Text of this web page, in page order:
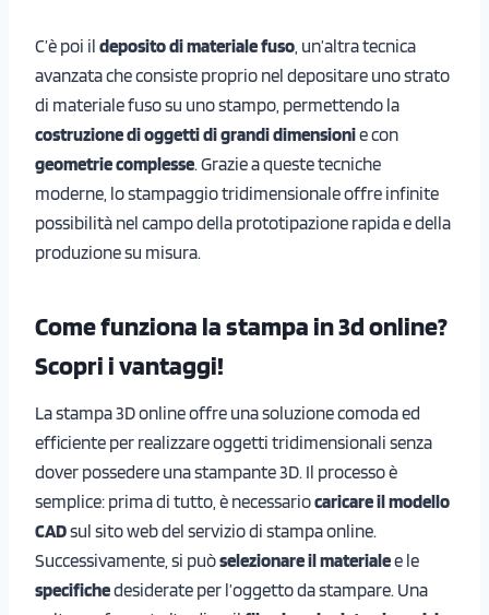
C’è poi il deposito di materiale fuso , un’altra tecnica
avanzata che consiste proprio nel depositare uno strato
di materiale fuso su uno stampo, permettendo la
costruzione di oggetti di grandi dimensionie con
geometrie complesse. Grazie a queste tecniche
moderne, lo stampaggio tridimensionale offre infinite
possibilità nel campo della prototipazione rapida e della
produzione su misura.
Come funziona la stampa in 3d online?
Scopri i vantaggi!
La stampa 3D online offre una soluzione comoda ed
efficiente per realizzare oggetti tridimensionali senza
dover possedere una stampante 3D. Il processo è
semplice: prima di tutto, è necessariocaricare il modello
CADsul sito web del servizio di stampa online.
Successivamente, si puòselezionare il materialee le
specifichedesiderate per l’oggetto da stampare. Una